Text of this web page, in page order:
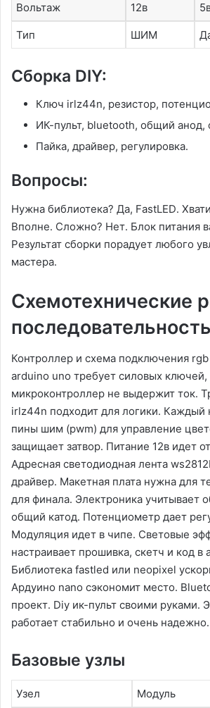
Вольтаж 12в
Тип ШИМ
Сборка DIY:
Ключ irlz44n, резистор,
ИК-пульт, bluetooth, общий анод,
Пайка, драйвер, регулировка․
Вопросы:
Нужна библиотека? Да, FastLED․
Вполне․ Сложно? Нет․ Блок питания
Результат сборки порадует любого
мастера․
Схемотехнические
Контроллер и схема подключения
arduino uno требует силовых ключей,
микроконтроллер не выдержит ток․
irlz44n подходит для логики․ Каждый
пины шим (pwm) для управление
защищает затвор․ Питание 12в идет
Адресная светодиодная лента
драйвер․ Макетная плата нужна для
для финала․ Электроника учитывает
общий катод․ Потенциометр дает
Модуляция идет в чипе․ Световые
настраивает прошивка, скетч и код в
Библиотека fastled или neopixel
Ардуино nano сэкономит место․
проект․ Diy ик-пульт своими руками․
работает стабильно и очень надежно․
Базовые узлы
Узел Модуль